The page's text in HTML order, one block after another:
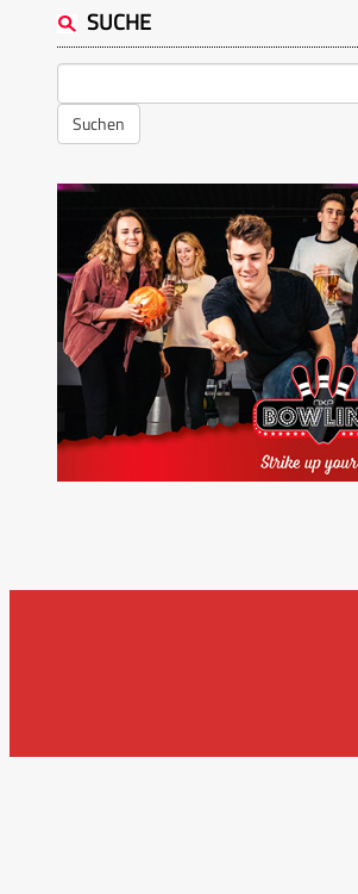
SUCHE
Suchen